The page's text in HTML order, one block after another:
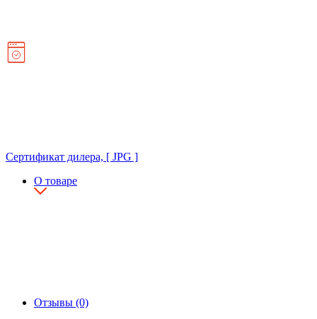
Сертификат дилера, [ JPG ]
О товаре
Отзывы (0)